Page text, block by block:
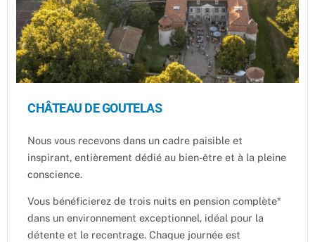
CHÂTEAU DE GOUTELAS
Nous vous recevons dans un cadre paisible et
inspirant, entièrement dédié au bien-être et à la pleine
conscience.
Vous bénéficierez de trois nuits en pension complète*
dans un environnement exceptionnel, idéal pour la
détente et le recentrage. Chaque journée est